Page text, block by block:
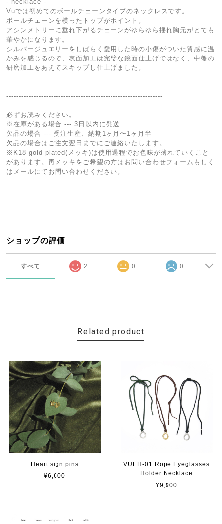
- necklace -
Vuでは初めてのボールチェーンタイプのネックレスです。
ボールチェーンを模ったトップがポイント。
アシンメトリーに垂れ下がるチェーンがゆらゆら揺れ胸元がとても
華やかになります。
シルバージュエリーをしばらく愛用した時の小傷がついた質感に温
かみを感じるので、表面加工は完璧な鏡面仕上げではなく、中盤の
研磨加工をあえてスキップし仕上げました。
---------------------------------------------------------------
必ずお読みください。
※在庫がある場合 --- 3日以内に発送
欠品の場合 --- 受注生産、納期1ヶ月〜1ヶ月半
欠品の場合はご注文翌日までにご連絡いたします。
※K18 gold plated(メッキ)は使用過程でお色味が薄れていくこと
があります。再メッキをご希望の方はお問い合わせフォームもしく
はメールにてお問い合わせください。
ショップの評価
すべて 2 0 0
Related product
Heart sign pins
¥6,600
VUEH-01 Rope Eyeglasses
Holder Necklace
¥9,900